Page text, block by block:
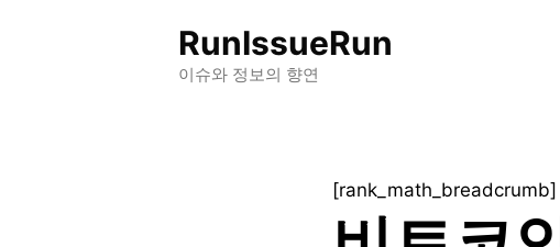
RunIssueRun
이슈와 정보의 향연
[rank_math_breadcrumb]